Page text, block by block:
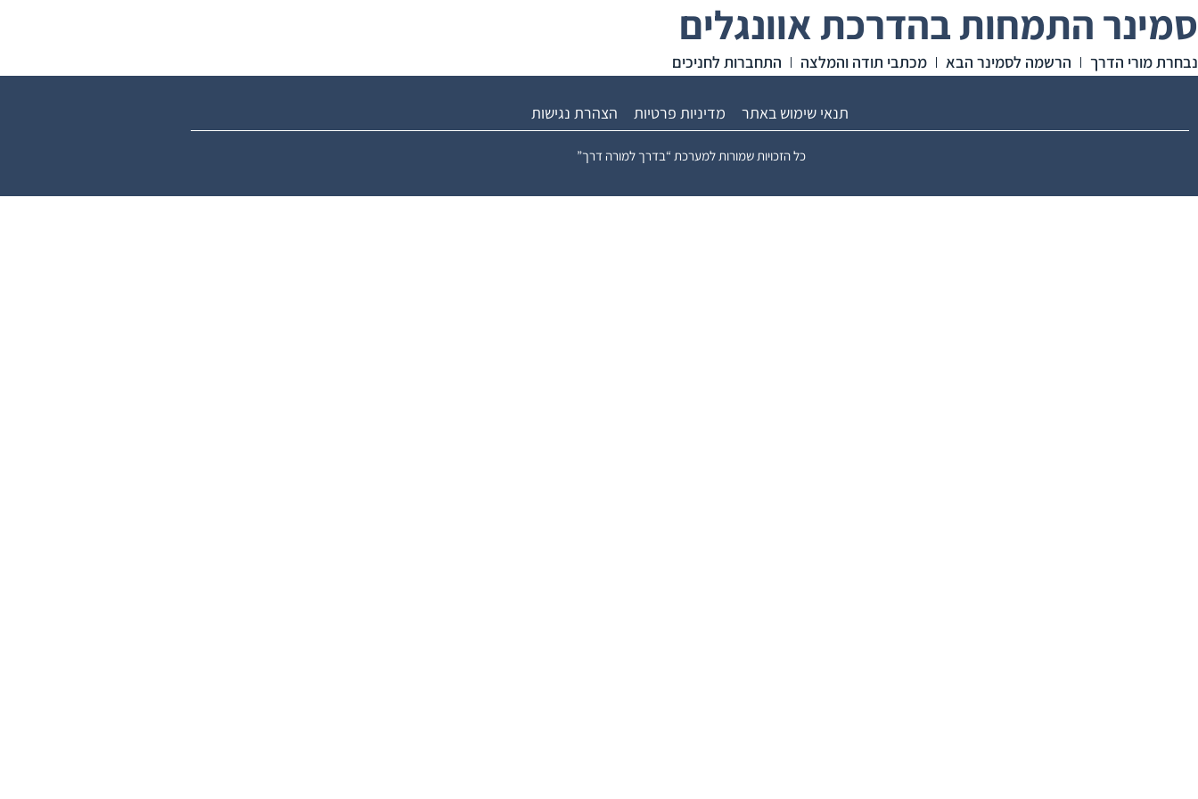
סמינר התמחות בהדרכת אוונגלים
נבחרת מורי הדרך הרשמה לסמינר הבא מכתבי תודה והמלצה התחברות לחניכים
תנאי שימוש באתר מדיניות פרטיות הצהרת נגישות
כל הזכויות שמורות למערכת “בדרך למורה דרך”